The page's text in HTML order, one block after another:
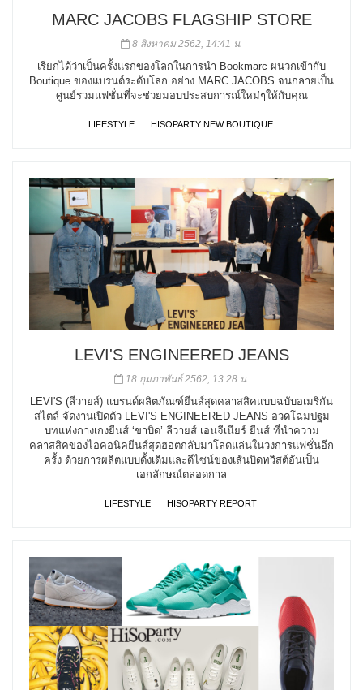
MARC JACOBS FLAGSHIP STORE
8 สิงหาคม 2562, 14:41 น.
เรียกได้ว่าเป็นครั้งแรกของโลกในการนำ Bookmarc ผนวกเข้ากับ
Boutique ของแบรนด์ระดับโลก อย่าง MARC JACOBS จนกลายเป็น
ศูนย์รวมแฟชั่นที่จะช่วยมอบประสบการณ์ใหม่ๆให้กับคุณ
LIFESTYLE HISOPARTY NEW BOUTIQUE
LEVI'S ENGINEERED JEANS
18 กุมภาพันธ์ 2562, 13:28 น.
LEVI'S (ลีวายส์) แบรนด์ผลิตภัณฑ์ยีนส์สุดคลาสสิคแบบฉบับอเมริกัน
สไตล์ จัดงานเปิดตัว LEVI'S ENGINEERED JEANS อวดโฉมปฐม
บทแห่งกางเกงยีนส์ ‘ขาบิด’ ลีวายส์ เอนจีเนียร์ ยีนส์ ที่นำความ
คลาสสิคของไอคอนิคยีนส์สุดฮอตกลับมาโลดแล่นในวงการแฟชั่นอีก
ครั้ง ด้วยการผลิตแบบดั้งเดิมและดีไซน์ของเส้นบิดทวิสต์อันเป็น
เอกลักษณ์ตลอดกาล
LIFESTYLE HISOPARTY REPORT